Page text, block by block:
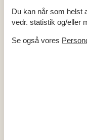
Sommerhusferie i Tejn
på enestående
hvor I kan lade op og
omgivelser og den
ramme for afslappende
Du kan når som helst
vedr. statistik og/eller
Se også vores